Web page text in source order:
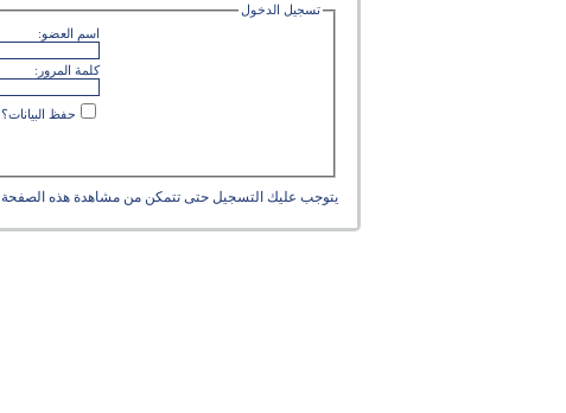
تسجيل الدخول
اسم العضو:
كلمة المرور:
حفظ البيانات؟
يتوجب عليكالتسجيل حتى تتمكن من مشاهدة هذه الصفحة.